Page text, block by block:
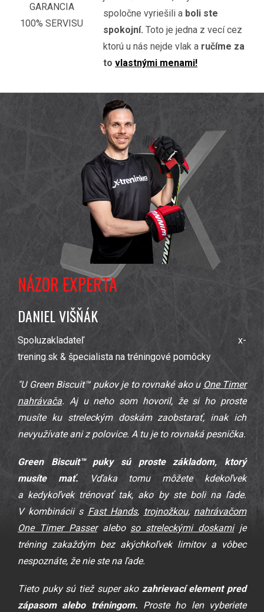
GARANCIA
100% SERVISU
spoločne vyriešili a boli ste
spokojní. Toto je jedna z vecí cez
ktorú u nás nejde vlak a ručíme za
to vlastnými menami!
NÁZOR EXPERTA
DANIEL VIŠŇÁK
Spoluzakladateľ x-
trening.sk & špecialista na tréningové pomôcky
"U Green Biscuit™ pukov je to rovnaké ako u One Timer
nahrávača. Aj u neho som hovoril, že si ho proste
musíte ku streleckým doskám zaobstarať, inak ich
nevyužívate ani z polovice. A tu je to rovnaká pesnička.
Green Biscuit™ puky
sú proste základom, ktorý
musíte mať. Vďaka tomu môžete kdekoľvek
a kedykoľvek trénovať tak, ako by ste boli na ľade.
V kombinácii s Fast Hands, trojnožkou, nahrávačom
One Timer Passeralebo so streleckými doskamije
tréning zakaždým bez akýchkoľvek limitov a vôbec
nespoznáte, že nie ste na ľade.
Tieto puky sú tiež super ako zahrievací element pred
zápasom alebo tréningom. Proste ho len vyberiete